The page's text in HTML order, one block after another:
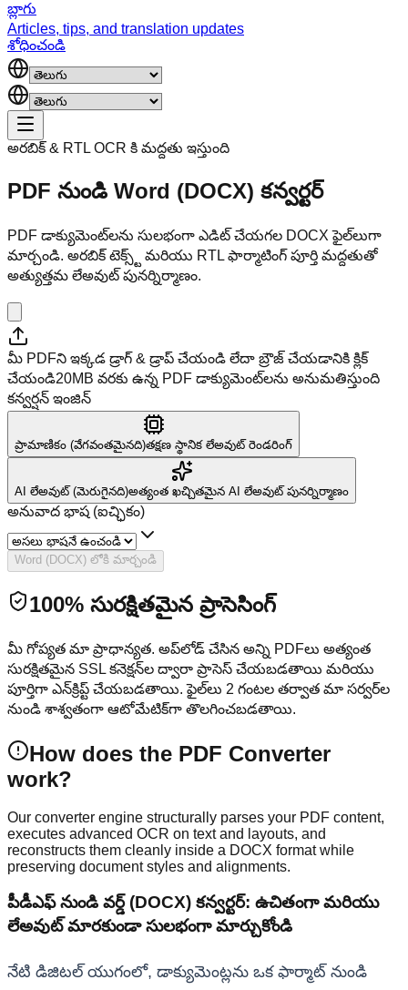
బ్లాగు
Articles, tips, and translation updates
శోధించండి
అరబిక్ & RTL OCR కి మద్దతు ఇస్తుంది
PDF నుండి Word (DOCX) కన్వర్టర్
PDF డాక్యుమెంట్‌లను సులభంగా ఎడిట్ చేయగల DOCX ఫైల్‌లుగా
మార్చండి. అరబిక్ టెక్స్ట్ మరియు RTL ఫార్మాటింగ్ పూర్తి మద్దతుతో
అత్యుత్తమ లేఅవుట్ పునర్నిర్మాణం.
మీ PDFని ఇక్కడ డ్రాగ్ & డ్రాప్ చేయండి లేదా బ్రౌజ్ చేయడానికి క్లిక్
చేయండి20MB వరకు ఉన్న PDF డాక్యుమెంట్‌లను అనుమతిస్తుంది
కన్వర్షన్ ఇంజిన్
ప్రామాణికం (వేగవంతమైనది)తక్షణ స్థానిక లేఅవుట్ రెండరింగ్
AI లేఅవుట్ (మెరుగైనది)అత్యంత ఖచ్చితమైన AI లేఅవుట్ పునర్నిర్మాణం
అనువాద భాష (ఐచ్ఛికం)
Word (DOCX) లోకి మార్చండి
100% సురక్షితమైన ప్రాసెసింగ్
మీ గోప్యత మా ప్రాధాన్యత. అప్‌లోడ్ చేసిన అన్ని PDFలు అత్యంత
సురక్షితమైన SSL కనెక్షన్‌ల ద్వారా ప్రాసెస్ చేయబడతాయి మరియు
పూర్తిగా ఎన్‌క్రిప్ట్ చేయబడతాయి. ఫైల్‌లు 2 గంటల తర్వాత మా సర్వర్‌ల
నుండి శాశ్వతంగా ఆటోమేటిక్‌గా తొలగించబడతాయి.
How does the PDF Converter
work?
Our converter engine structurally parses your PDF content,
executes advanced OCR on text and layouts, and
reconstructs them cleanly inside a DOCX format while
preserving document styles and alignments.
పీడీఎఫ్ నుండి వర్డ్ (DOCX) కన్వర్టర్: ఉచితంగా మరియు
లేఅవుట్ మారకుండా సులభంగా మార్చుకోండి
నేటి డిజిటల్ యుగంలో, డాక్యుమెంట్లను ఒక ఫార్మాట్ నుండి